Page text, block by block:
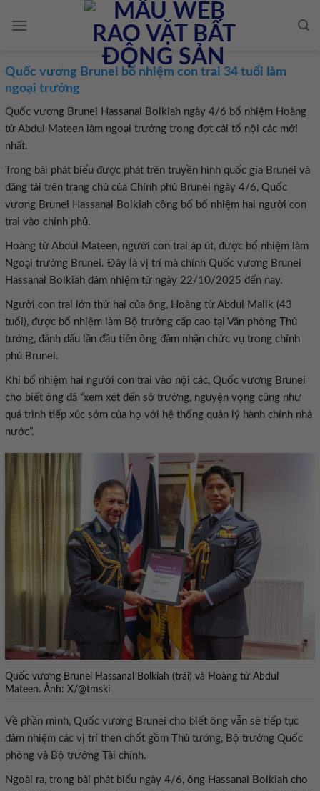
Quốc vương Brunei bổ nhiệm con trai 34 tuổi làm
ngoại trưởng
Quốc vương Brunei Hassanal Bolkiah ngày 4/6 bổ nhiệm Hoàng
tử Abdul Mateen làm ngoại trưởng trong đợt cải tổ nội các mới
nhất.
Trong bài phát biểu được phát trên truyền hình quốc gia Brunei và
đăng tải trên trang chủ của Chính phủ Brunei ngày 4/6, Quốc
vương Brunei Hassanal Bolkiah công bố bổ nhiệm hai người con
trai vào chính phủ.
Hoàng tử Abdul Mateen, người con trai áp út, được bổ nhiệm làm
Ngoại trưởng Brunei. Đây là vị trí mà chính Quốc vương Brunei
Hassanal Bolkiah đảm nhiệm từ ngày 22/10/2025 đến nay.
Người con trai lớn thứ hai của ông, Hoàng tử Abdul Malik (43
tuổi), được bổ nhiệm làm Bộ trưởng cấp cao tại Văn phòng Thủ
tướng, đánh dấu lần đầu tiên ông đảm nhận chức vụ trong chính
phủ Brunei.
Khi bổ nhiệm hai người con trai vào nội các, Quốc vương Brunei
cho biết ông đã “xem xét đến sở trường, nguyện vọng cũng như
quá trình tiếp xúc sớm của họ với hệ thống quản lý hành chính nhà
nước”.
Quốc vương Brunei Hassanal Bolkiah (trái) và Hoàng tử Abdul
Mateen. Ảnh: X/@tmski
Về phần mình, Quốc vương Brunei cho biết ông vẫn sẽ tiếp tục
đảm nhiệm các vị trí then chốt gồm Thủ tướng, Bộ trưởng Quốc
phòng và Bộ trưởng Tài chính.
Ngoài ra, trong bài phát biểu ngày 4/6, ông Hassanal Bolkiah cho